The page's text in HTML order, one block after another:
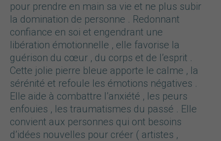
pour prendre en main sa vie et ne plus subir
la domination de personne . Redonnant
confiance en soi et engendrant une
libération émotionnelle , elle favorise la
guérison du cœur , du corps et de l’esprit .
Cette jolie pierre bleue apporte le calme , la
sérénité et refoule les émotions négatives .
Elle aide à combattre l’anxiété , les peurs
enfouies , les traumatismes du passé . Elle
convient aux personnes qui ont besoins
d’idées nouvelles pour créer ( artistes ,